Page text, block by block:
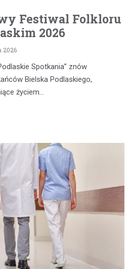
Festiwal Folkloru
2026
2026
Spotkania” znów
Bielska Podlaskiego,
życiem…